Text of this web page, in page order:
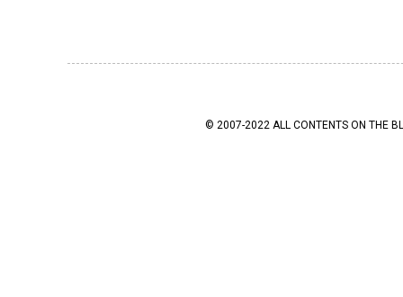
© 2007-2022 ALL CONTENTS ON THE